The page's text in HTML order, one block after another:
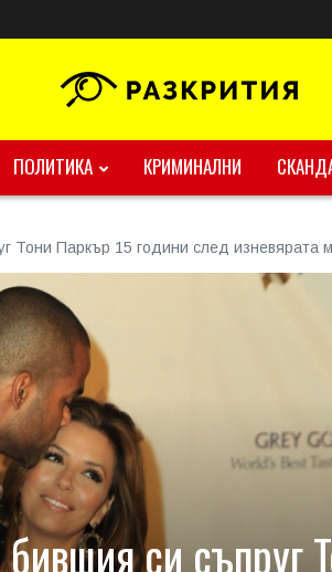
ПОЛИТИКА КРИМИНАЛНИ
Тони Паркър 15 години след изневярата
си съпруг